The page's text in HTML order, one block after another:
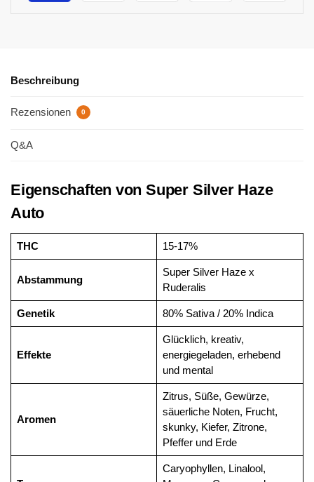
Beschreibung
Rezensionen 0
Q&A
Eigenschaften von Super Silver Haze
Auto
THC 15-17%
Abstammung
Super Silver Haze x
Ruderalis
Genetik 80% Sativa / 20% Indica
Effekte
Glücklich, kreativ,
energiegeladen, erhebend
und mental
Aromen
Zitrus, Süße, Gewürze,
säuerliche Noten, Frucht,
skunky, Kiefer, Zitrone,
Pfeffer und Erde
Caryophyllen, Linalool,